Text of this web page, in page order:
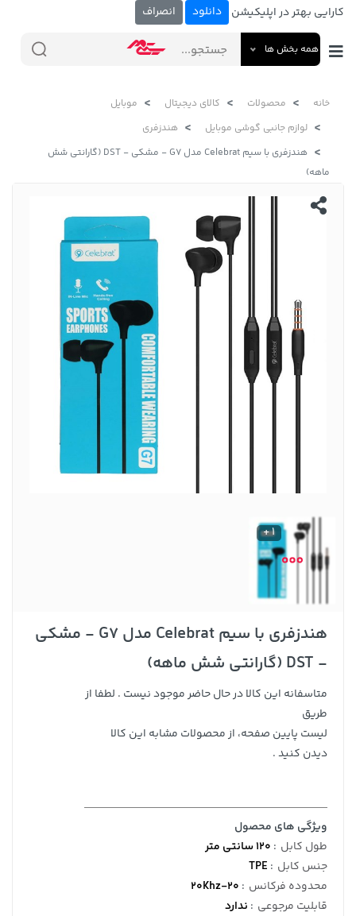
کارایی بهتر در اپلیکیشن دانلود انصراف
همه بخش ها
خانه محصولات کالای دیجیتال
موبایل
لوازم جانبی گوشی موبایل
هندزفری
هندزفری با سیم Celebrat مدل G7 - مشکی - DST (گارانتی شش
ماهه)
1 +
هندزفری با سیم Celebrat مدل G7 - مشکی
- DST (گارانتی شش ماهه)
متاسفانه این کالا در حال حاضر موجود نیست . لطفا از
طریق
لیست پایین صفحه، از محصولات مشابه این کالا
دیدن کنید .
ویژگی های محصول
طول کابل : 120 سانتی متر
جنس کابل :
TPE
محدوده فرکانس :
20-20Khz
قابلیت مرجوعی : ندارد